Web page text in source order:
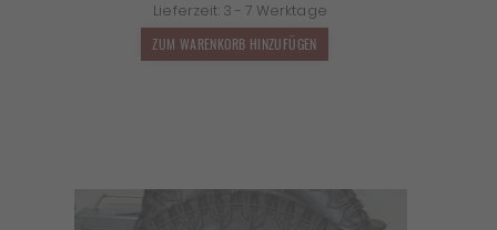
war:
1.399,00 €
ist:
Lieferzeit: 3 - 7 Werktage
ZUM WARENKORB HINZUFÜGEN